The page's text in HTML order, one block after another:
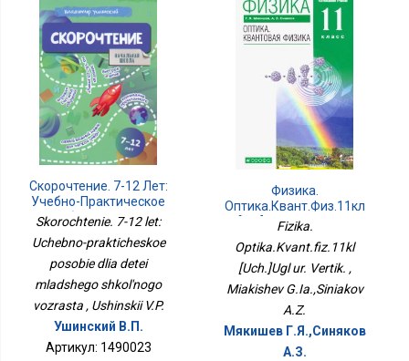
Скорочтение. 7-12 Лет:
Учебно-Практическое
Пособие Для Детей
Возраста
Skorochtenie. 7-12 let:
Uchebno-prakticheskoe
posobie dlia detei
mladshego shkol'nogo
vozrasta , Ushinskii V.P.
Ушинский В.П.
Артикул: 1490023
Физика.
Оптика.Квант.физ.11кл
[Уч.]Угл Ур. Вертик.
Fizika.
Optika.Kvant.fiz.11kl
[Uch.]Ugl ur. Vertik. ,
Miakishev G.Ia.,Siniakov
A.Z.
Мякишев Г.Я.,Синяков
А.З.